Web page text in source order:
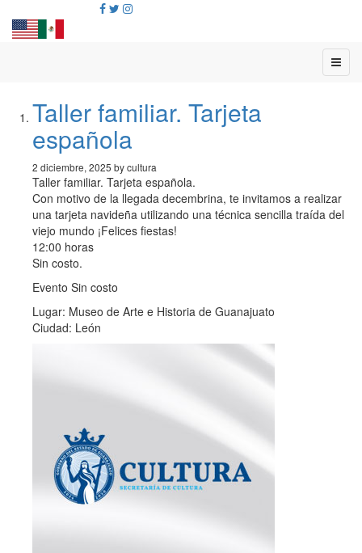
Taller familiar. Tarjeta
española
2 diciembre, 2025 by cultura
Taller familiar. Tarjeta española.
Con motivo de la llegada decembrina, te invitamos a realizar
una tarjeta navideña utilizando una técnica sencilla traída del
viejo mundo ¡Felices fiestas!
12:00 horas
Sin costo.
Evento Sin costo
Lugar: Museo de Arte e Historia de Guanajuato
Ciudad: León